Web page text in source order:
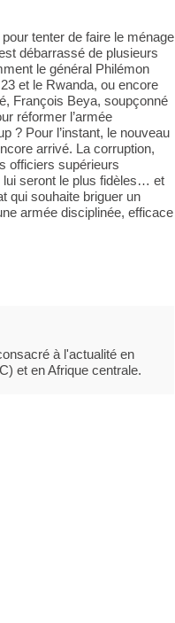
tenter de faire le ménage
débarrassé de plusieurs
le général Philémon
et le Rwanda, ou encore
François Beya, soupçonné
réformer l’armée
? Pour l’instant, le nouveau
arrivé. La corruption,
officiers supérieurs
lui seront le plus fidèles… et
qui souhaite briguer un
armée disciplinée, efficace
à l'actualité en
et en Afrique centrale.